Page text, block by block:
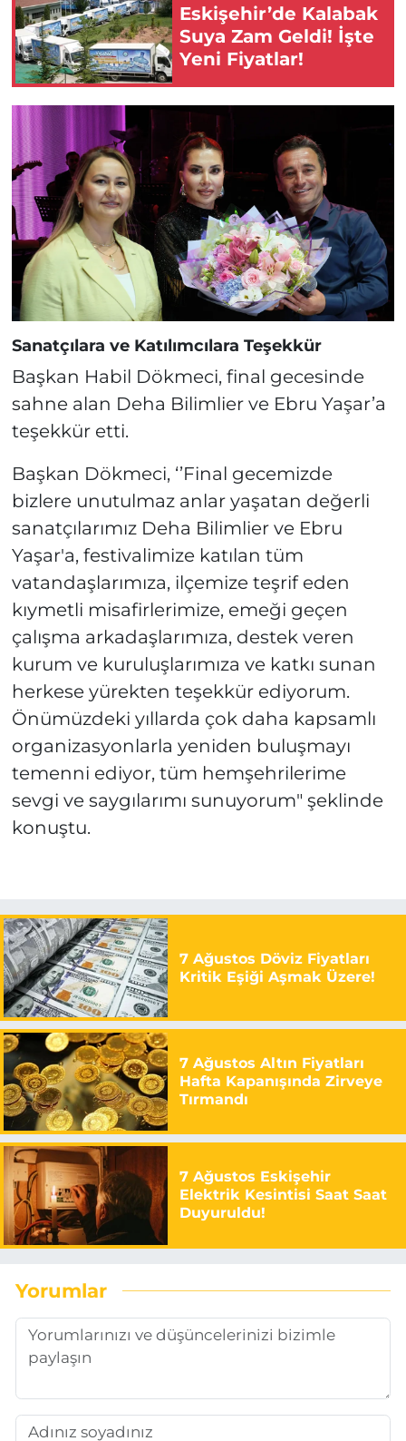
Eskişehir’de Kalabak
Suya Zam Geldi! İşte
Yeni Fiyatlar!
Sanatçılara ve Katılımcılara Teşekkür
Başkan Habil Dökmeci, final gecesinde
sahne alan Deha Bilimlier ve Ebru Yaşar’a
teşekkür etti.
Başkan Dökmeci, ‘’Final gecemizde
bizlere unutulmaz anlar yaşatan değerli
sanatçılarımız Deha Bilimlier ve Ebru
Yaşar'a, festivalimize katılan tüm
vatandaşlarımıza, ilçemize teşrif eden
kıymetli misafirlerimize, emeği geçen
çalışma arkadaşlarımıza, destek veren
kurum ve kuruluşlarımıza ve katkı sunan
herkese yürekten teşekkür ediyorum.
Önümüzdeki yıllarda çok daha kapsamlı
organizasyonlarla yeniden buluşmayı
temenni ediyor, tüm hemşehrilerime
sevgi ve saygılarımı sunuyorum" şeklinde
konuştu.
7 Ağustos Döviz Fiyatları
Kritik Eşiği Aşmak Üzere!
7 Ağustos Altın Fiyatları
Hafta Kapanışında Zirveye
Tırmandı
7 Ağustos Eskişehir
Elektrik Kesintisi Saat Saat
Duyuruldu!
Yorumlar